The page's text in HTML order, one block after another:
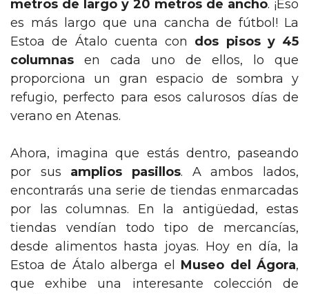
metros de largo y 20 metros de ancho. ¡Eso
es más largo que una cancha de fútbol! La
Estoa de Átalo cuenta con dos pisos y 45
columnas en cada uno de ellos, lo que
proporciona un gran espacio de sombra y
refugio, perfecto para esos calurosos días de
verano en Atenas.
Ahora, imagina que estás dentro, paseando
por sus amplios pasillos. A ambos lados,
encontrarás una serie de tiendas enmarcadas
por las columnas. En la antigüedad, estas
tiendas vendían todo tipo de mercancías,
desde alimentos hasta joyas. Hoy en día, la
Estoa de Átalo alberga el Museo del Ágora,
que exhibe una interesante colección de